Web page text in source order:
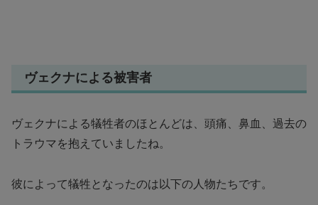
ヴェクナによる被害者
ヴェクナによる犠牲者のほとんどは、頭痛、鼻血、過去の
トラウマを抱えていましたね。
彼によって犠牲となったのは以下の人物たちです。